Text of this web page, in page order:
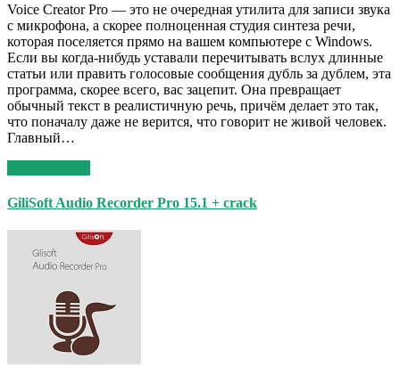
Voice Creator Pro — это не очередная утилита для записи звука
с микрофона, а скорее полноценная студия синтеза речи,
которая поселяется прямо на вашем компьютере с Windows.
Если вы когда-нибудь уставали перечитывать вслух длинные
статьи или править голосовые сообщения дубль за дублем, эта
программа, скорее всего, вас зацепит. Она превращает
обычный текст в реалистичную речь, причём делает это так,
что поначалу даже не верится, что говорит не живой человек.
Главный…
GiliSoft Audio Recorder Pro 15.1 + crack